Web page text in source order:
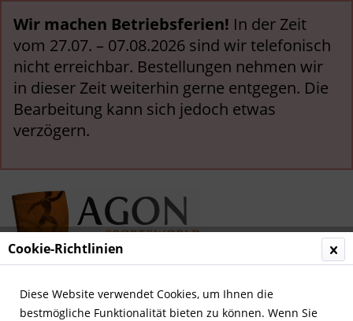
Wir machen Betriebsferien! In der Zeit
vom 27.07. – 07.08.2026 sind wir telefonisch
nicht erreichbar. Bestellungen nehmen wir
in dieser Zeit weiterhin gerne entgegen. Die
Bearbeitung kann sich jedoch etwas
verzögern.
Menü
Cookie-Richtlinien
Diese Website verwendet Cookies, um Ihnen die
bestmögliche Funktionalität bieten zu können. Wenn Sie